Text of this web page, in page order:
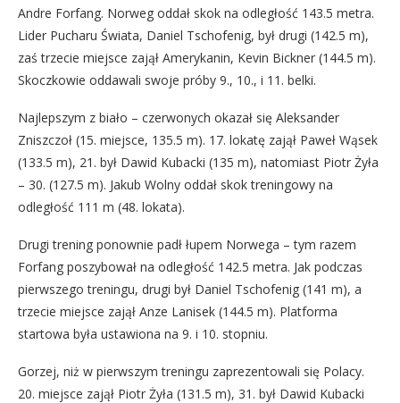
Andre Forfang. Norweg oddał skok na odległość 143.5 metra.
Lider Pucharu Świata, Daniel Tschofenig, był drugi (142.5 m),
zaś trzecie miejsce zajął Amerykanin, Kevin Bickner (144.5 m).
Skoczkowie oddawali swoje próby 9., 10., i 11. belki.
Najlepszym z biało – czerwonych okazał się Aleksander
Zniszczoł (15. miejsce, 135.5 m). 17. lokatę zajął Paweł Wąsek
(133.5 m), 21. był Dawid Kubacki (135 m), natomiast Piotr Żyła
– 30. (127.5 m). Jakub Wolny oddał skok treningowy na
odległość 111 m (48. lokata).
Drugi trening ponownie padł łupem Norwega – tym razem
Forfang poszybował na odległość 142.5 metra. Jak podczas
pierwszego treningu, drugi był Daniel Tschofenig (141 m), a
trzecie miejsce zajął Anze Lanisek (144.5 m). Platforma
startowa była ustawiona na 9. i 10. stopniu.
Gorzej, niż w pierwszym treningu zaprezentowali się Polacy.
20. miejsce zajął Piotr Żyła (131.5 m), 31. był Dawid Kubacki